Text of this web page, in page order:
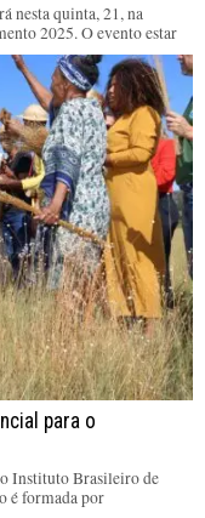
nesta quinta, 21, na
2025. O evento estar
para o
Instituto Brasileiro de
é formada por